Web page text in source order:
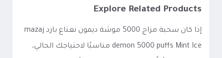
Explore Related Products
إذا كان سحبة مزاج 5000 موشة ديمون نعناع بارد mazaj
demon 5000 puffs Mint Ice مناسبًا لاحتياجك الحالي،